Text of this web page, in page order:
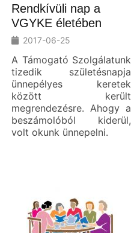
Rendkívüli nap a
VGYKE életében
2017-06-25
A Támogató Szolgálatunk
tizedik születésnapja
ünnepélyes keretek
között került
megrendezésre. Ahogy a
beszámolóból kiderül,
volt okunk ünnepelni.